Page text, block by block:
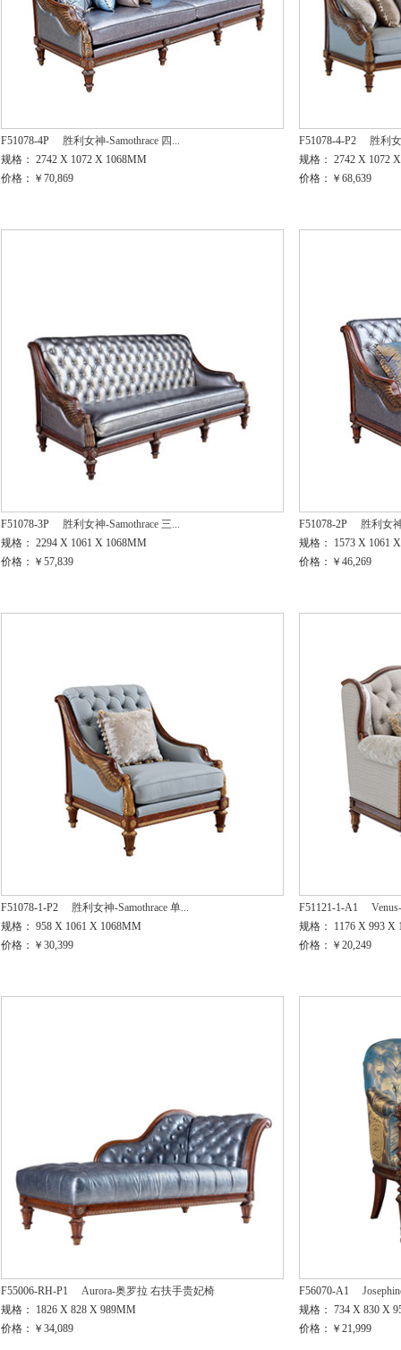
F51078-4P
胜利女神-Samothrace 四...
规格： 2742 X 1072 X 1068MM
价格：￥70,869
F51078-4-P2
胜利
规格： 2742 X 1072
价格：￥68,639
F51078-3P
胜利女神-Samothrace 三...
规格： 2294 X 1061 X 1068MM
价格：￥57,839
F51078-2P
胜利女
规格： 1573 X 1061
价格：￥46,269
F51078-1-P2
胜利女神-Samothrace 单...
规格： 958 X 1061 X 1068MM
价格：￥30,399
F51121-1-A1
规格： 1176 X 993 X
价格：￥20,249
F55006-RH-P1
Aurora-奥罗拉 右扶手贵妃椅
规格： 1826 X 828 X 989MM
价格：￥34,089
F56070-A1
规格： 734 X 830 X
价格：￥21,999